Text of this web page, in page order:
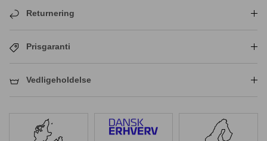
Returnering
Prisgaranti
Vedligeholdelse